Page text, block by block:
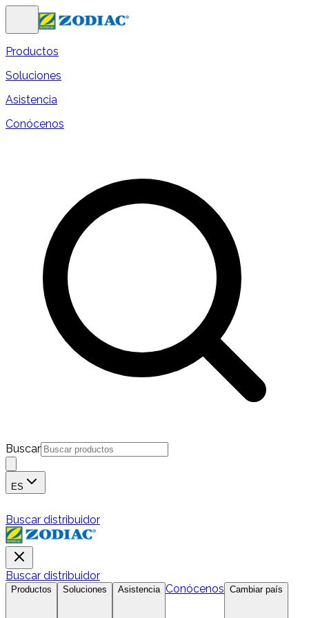
Productos
Soluciones
Asistencia
Conócenos
Buscar
ES
Buscar distribuidor
Buscar distribuidor
Productos Soluciones Asistencia Conócenos Cambiar país